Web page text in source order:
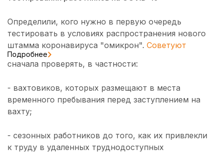
Определили, кого нужно в первую очередь
тестировать в условиях распространения нового
штамма коронавируса "омикрон". Советуют
Подробнее
сначала проверять, в частности:
- вахтовиков, которых размещают в места
временного пребывания перед заступлением на
вахту;
- сезонных работников до того, как их привлекли
к труду в удаленных труднодоступных